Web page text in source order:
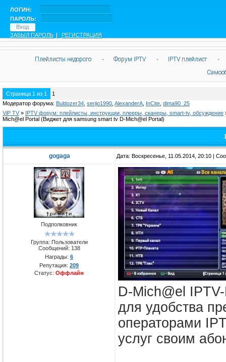
ЛОГИН:
ПАРОЛЬ:
ЗАБЫЛ ПАРОЛЬ | РЕГИСТРАЦИЯ
Плейлисты недорого · Форум IPTV · IPTV плейлист
·
Страница 1 из 1
1
Модератор форума: Buldozer34 serjio1990 AlexanderA InCite dima90_25
ViP TV » IPTV форум: плейлисты, инструкции, плееры, сканеры, smart-tv, обсуждение
Mich@el Portal (Виджет для samsung smart tv D-Mich@el Portal)
gogaga Дата: Воскресенье, 11.05.2014, 20:10 |
Подполковник
Группа: Пользователи
Сообщений: 138
Награды: 6
Репутация: 209
Статус: Оффлайн
D-Mich@el
для удобства
операторами
услуг своим